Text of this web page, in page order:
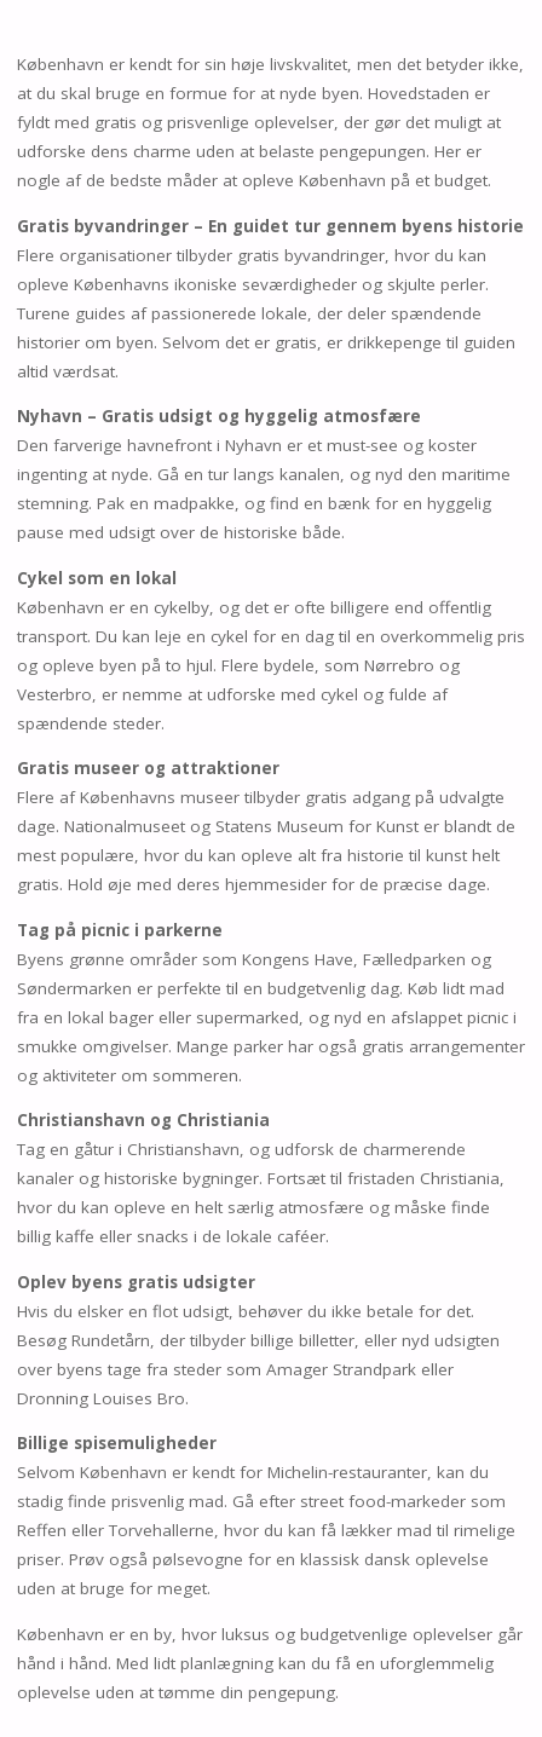
København er kendt for sin høje livskvalitet, men det betyder ikke,
at du skal bruge en formue for at nyde byen. Hovedstaden er
fyldt med gratis og prisvenlige oplevelser, der gør det muligt at
udforske dens charme uden at belaste pengepungen. Her er
nogle af de bedste måder at opleve København på et budget.
Gratis byvandringer – En guidet tur gennem byens historie
Flere organisationer tilbyder gratis byvandringer, hvor du kan
opleve Københavns ikoniske seværdigheder og skjulte perler.
Turene guides af passionerede lokale, der deler spændende
historier om byen. Selvom det er gratis, er drikkepenge til guiden
altid værdsat.
Nyhavn – Gratis udsigt og hyggelig atmosfære
Den farverige havnefront i Nyhavn er et must-see og koster
ingenting at nyde. Gå en tur langs kanalen, og nyd den maritime
stemning. Pak en madpakke, og find en bænk for en hyggelig
pause med udsigt over de historiske både.
Cykel som en lokal
København er en cykelby, og det er ofte billigere end offentlig
transport. Du kan leje en cykel for en dag til en overkommelig pris
og opleve byen på to hjul. Flere bydele, som Nørrebro og
Vesterbro, er nemme at udforske med cykel og fulde af
spændende steder.
Gratis museer og attraktioner
Flere af Københavns museer tilbyder gratis adgang på udvalgte
dage. Nationalmuseet og Statens Museum for Kunst er blandt de
mest populære, hvor du kan opleve alt fra historie til kunst helt
gratis. Hold øje med deres hjemmesider for de præcise dage.
Tag på picnic i parkerne
Byens grønne områder som Kongens Have, Fælledparken og
Søndermarken er perfekte til en budgetvenlig dag. Køb lidt mad
fra en lokal bager eller supermarked, og nyd en afslappet picnic i
smukke omgivelser. Mange parker har også gratis arrangementer
og aktiviteter om sommeren.
Christianshavn og Christiania
Tag en gåtur i Christianshavn, og udforsk de charmerende
kanaler og historiske bygninger. Fortsæt til fristaden Christiania,
hvor du kan opleve en helt særlig atmosfære og måske finde
billig kaffe eller snacks i de lokale caféer.
Oplev byens gratis udsigter
Hvis du elsker en flot udsigt, behøver du ikke betale for det.
Besøg Rundetårn, der tilbyder billige billetter, eller nyd udsigten
over byens tage fra steder som Amager Strandpark eller
Dronning Louises Bro.
Billige spisemuligheder
Selvom København er kendt for Michelin-restauranter, kan du
stadig finde prisvenlig mad. Gå efter street food-markeder som
Reffen eller Torvehallerne, hvor du kan få lækker mad til rimelige
priser. Prøv også pølsevogne for en klassisk dansk oplevelse
uden at bruge for meget.
København er en by, hvor luksus og budgetvenlige oplevelser går
hånd i hånd. Med lidt planlægning kan du få en uforglemmelig
oplevelse uden at tømme din pengepung.